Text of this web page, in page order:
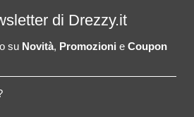
di Drezzy.it
su Novità, Promozioni e Coupon